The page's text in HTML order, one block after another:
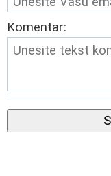
Komentar: